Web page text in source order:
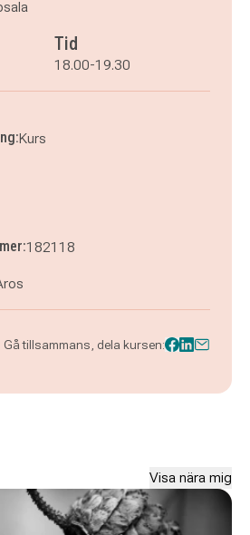
Tid
18.00-19.30
Kurs
182118
Fotokurs för nybörjare - Uppsala
Gå tillsammans, dela kursen:
Visa nära mig